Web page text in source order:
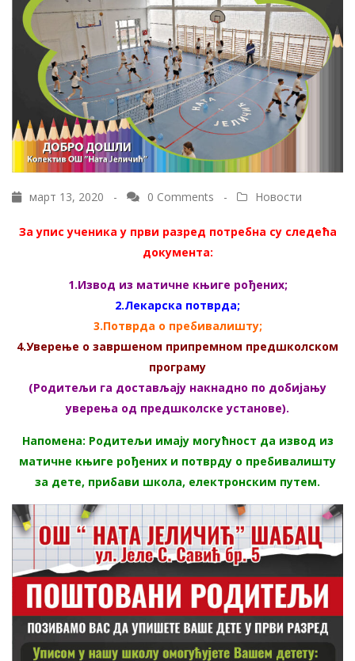
март 13, 2020 - 0 Comments - Новости
За упис ученика у први разред потребна су следећа
документа:
1.Извод из матичне књиге рођених;
2.Лекарска потврда;
3.Потврда о пребивалишту;
4.Уверење о завршеном припремном предшколском
програму
(Родитељи га достављају накнадно по добијању
уверења од предшколске установе).
Напомена: Родитељи имају могућност да извод из
матичне књиге рођених и потврду о пребивалишту
за дете, прибави школа, електронским путем.